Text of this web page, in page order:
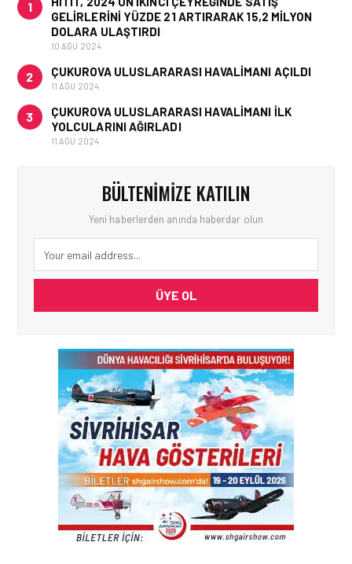
1
GELIRLERINI YÜZDE 21 ARTIRARAK 15,2 MILYON
DOLARA ULAŞTIRDI
10 AĞU 2024
2 ÇUKUROVA ULUSLARARASI HAVALIMANI AÇILDI
11 AĞU 2024
3
ÇUKUROVA ULUSLARARASI HAVALIMANI İLK
YOLCULARINI AĞIRLADI
11 AĞU 2024
BÜLTENIMIZE KATILIN
Yeni haberlerden anında haberdar olun
ÜYE OL